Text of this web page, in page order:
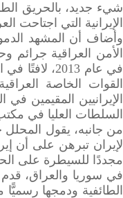
الإيرانية التي اجتاحت
وأضاف أن المشهد
الأمن العراقية جرائم
الإيرانيين المقيمين
السلطات العليا في
من جانبه، يقول المحلل
لإيران تبرهن على أن
مجددًا للسيطرة على
في سوريا والعراق، قدم
الطائفية ودمجها